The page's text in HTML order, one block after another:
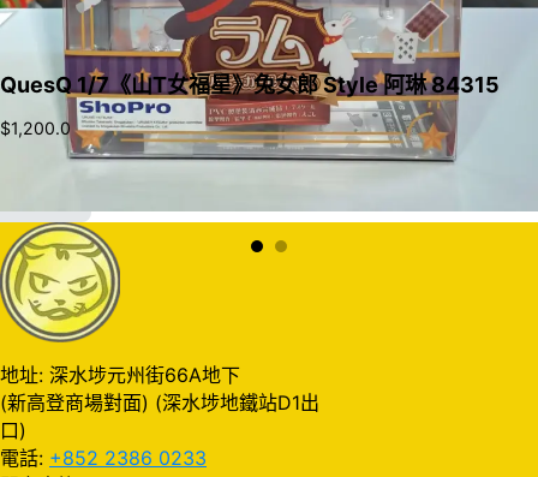
QuesQ 1/7《山T女福星》兔女郎 Style 阿琳 84315
$1,200.0
地址: 深水埗元州街66A地下
(新高登商場對面) (深水埗地鐵站D1出
口)
電話: +852 2386 0233